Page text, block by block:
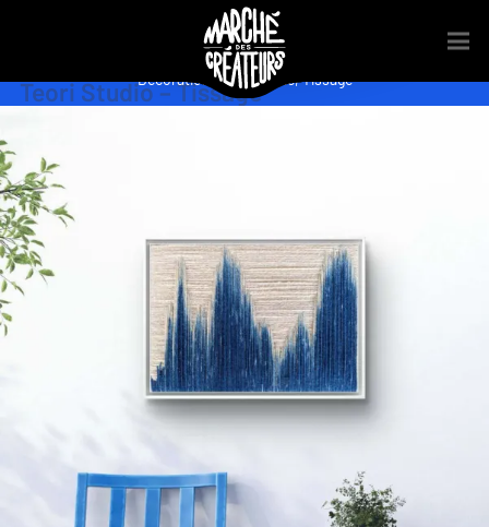
Teori Studio – Tissage
Décoration ,Découverte,Tissage